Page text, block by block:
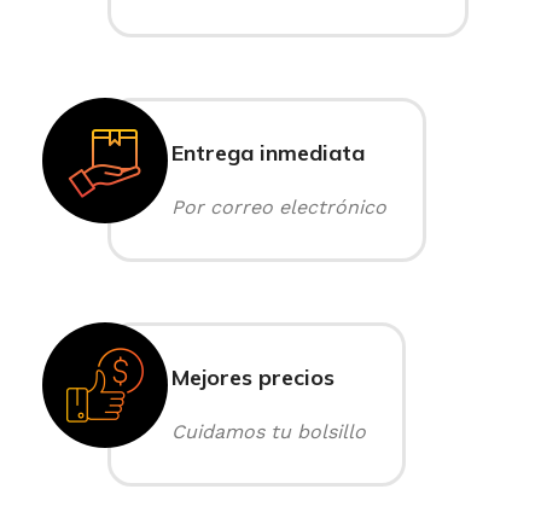
Entrega inmediata
Por correo electrónico
Mejores precios
Cuidamos tu bolsillo